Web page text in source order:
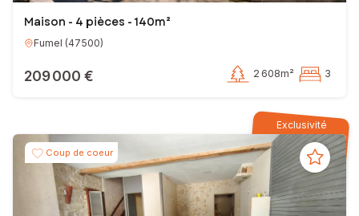
Maison - 4 pièces - 140m²
Fumel (47500)
209 000 € 2 608m² 3
Exclusivité
Coup de coeur